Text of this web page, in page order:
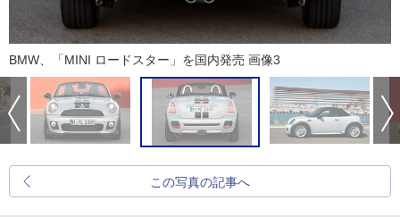
BMW、「MINI ロードスター」を国内発売 画像3
この写真の記事へ